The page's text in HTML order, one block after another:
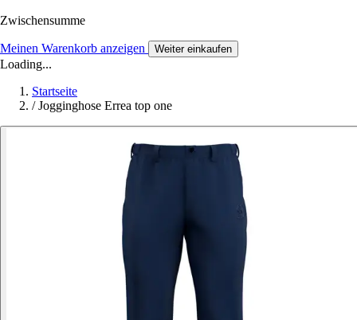
Zwischensumme
Meinen Warenkorb anzeigen Weiter einkaufen
Loading...
Startseite
/ Jogginghose Errea top one